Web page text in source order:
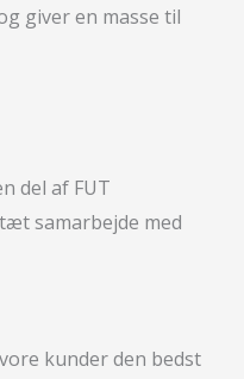
giver en masse til
del af FUT
samarbejde med
kunder den bedst